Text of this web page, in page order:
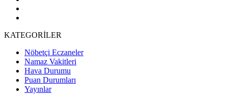
KATEGORİLER
Nöbetçi Eczaneler
Namaz Vakitleri
Hava Durumu
Puan Durumları
Yayınlar